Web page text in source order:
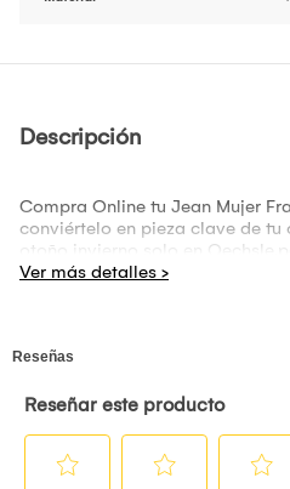
Descripción
Compra Online tu Jean Mujer
conviértelo en pieza clave de
otoño invierno solo en Oechsle.pe